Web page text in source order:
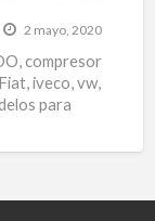
2 mayo, 2020
compresor
iveco, vw,
para